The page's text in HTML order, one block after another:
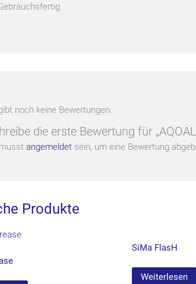
noch keine Bewertungen.
die erste Bewertung für
angemeldet sein, um eine Bewertung
Produkte
SiMa FlasH
Weiterlesen